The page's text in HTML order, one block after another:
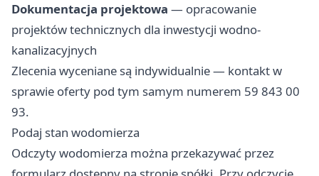
Dokumentacja projektowa — opracowanie
projektów technicznych dla inwestycji wodno-
kanalizacyjnych
Zlecenia wyceniane są indywidualnie — kontakt w
sprawie oferty pod tym samym numerem 59 843 00
93.
Podaj stan wodomierza
Odczyty wodomierza można przekazywać przez